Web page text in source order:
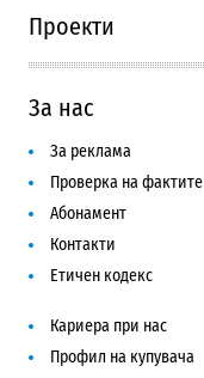
Проекти
За нас
За реклама
Проверка на фактите
Абонамент
Контакти
Етичен кодекс
Кариера при нас
Профил на купувача